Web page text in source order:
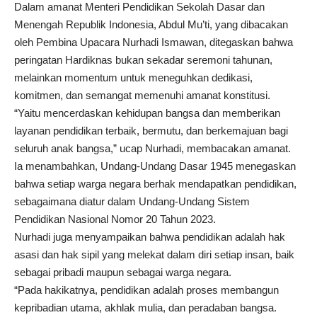
Dalam amanat Menteri Pendidikan Sekolah Dasar dan
Menengah Republik Indonesia, Abdul Mu’ti, yang dibacakan
oleh Pembina Upacara Nurhadi Ismawan, ditegaskan bahwa
peringatan Hardiknas bukan sekadar seremoni tahunan,
melainkan momentum untuk meneguhkan dedikasi,
komitmen, dan semangat memenuhi amanat konstitusi.
“Yaitu mencerdaskan kehidupan bangsa dan memberikan
layanan pendidikan terbaik, bermutu, dan berkemajuan bagi
seluruh anak bangsa,” ucap Nurhadi, membacakan amanat.
Ia menambahkan, Undang-Undang Dasar 1945 menegaskan
bahwa setiap warga negara berhak mendapatkan pendidikan,
sebagaimana diatur dalam Undang-Undang Sistem
Pendidikan Nasional Nomor 20 Tahun 2023.
Nurhadi juga menyampaikan bahwa pendidikan adalah hak
asasi dan hak sipil yang melekat dalam diri setiap insan, baik
sebagai pribadi maupun sebagai warga negara.
“Pada hakikatnya, pendidikan adalah proses membangun
kepribadian utama, akhlak mulia, dan peradaban bangsa.